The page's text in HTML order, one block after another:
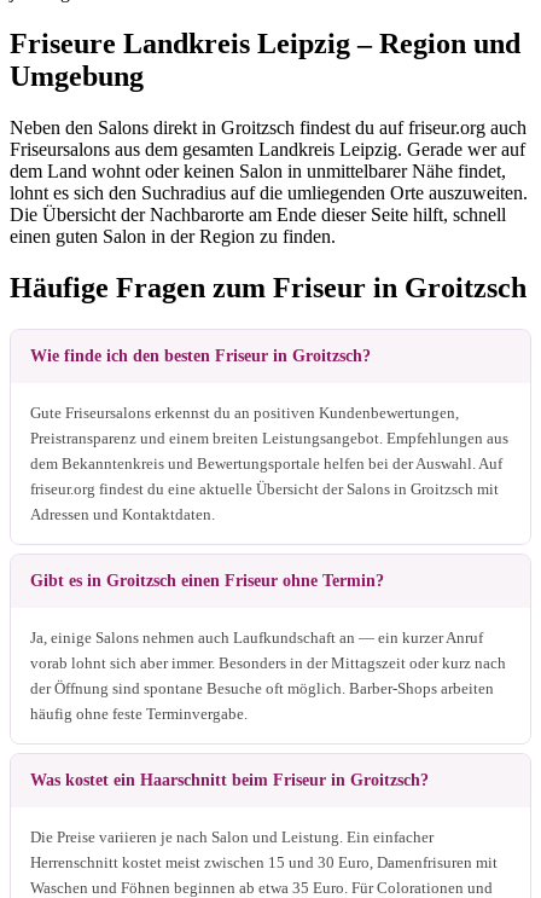
Friseure Landkreis Leipzig – Region und
Umgebung
Neben den Salons direkt in Groitzsch findest du auf friseur.org auch
Friseursalons aus dem gesamten Landkreis Leipzig. Gerade wer auf
dem Land wohnt oder keinen Salon in unmittelbarer Nähe findet,
lohnt es sich den Suchradius auf die umliegenden Orte auszuweiten.
Die Übersicht der Nachbarorte am Ende dieser Seite hilft, schnell
einen guten Salon in der Region zu finden.
Häufige Fragen zum Friseur in Groitzsch
Wie finde ich den besten Friseur in Groitzsch?
Gute Friseursalons erkennst du an positiven Kundenbewertungen,
Preistransparenz und einem breiten Leistungsangebot. Empfehlungen aus
dem Bekanntenkreis und Bewertungsportale helfen bei der Auswahl. Auf
friseur.org findest du eine aktuelle Übersicht der Salons in Groitzsch mit
Adressen und Kontaktdaten.
Gibt es in Groitzsch einen Friseur ohne Termin?
Ja, einige Salons nehmen auch Laufkundschaft an — ein kurzer Anruf
vorab lohnt sich aber immer. Besonders in der Mittagszeit oder kurz nach
der Öffnung sind spontane Besuche oft möglich. Barber-Shops arbeiten
häufig ohne feste Terminvergabe.
Was kostet ein Haarschnitt beim Friseur in Groitzsch?
Die Preise variieren je nach Salon und Leistung. Ein einfacher
Herrenschnitt kostet meist zwischen 15 und 30 Euro, Damenfrisuren mit
Waschen und Föhnen beginnen ab etwa 35 Euro. Für Colorationen und